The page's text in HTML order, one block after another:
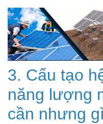
3. Cấu tạo
năng lượng
cần nhưng